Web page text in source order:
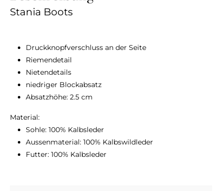
Stania Boots
Druckknopfverschluss an der Seite
Riemendetail
Nietendetails
niedriger Blockabsatz
Absatzhöhe: 2.5 cm
Material:
Sohle: 100% Kalbsleder
Aussenmaterial: 100% Kalbswildleder
Futter: 100% Kalbsleder